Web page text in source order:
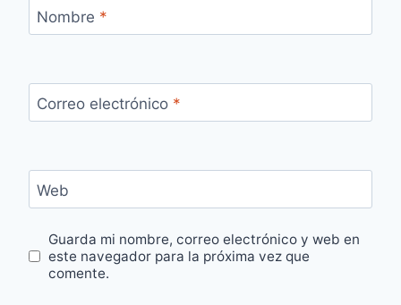
Nombre *
Correo electrónico *
Web
Guarda mi nombre, correo electrónico y web en
este navegador para la próxima vez que
comente.